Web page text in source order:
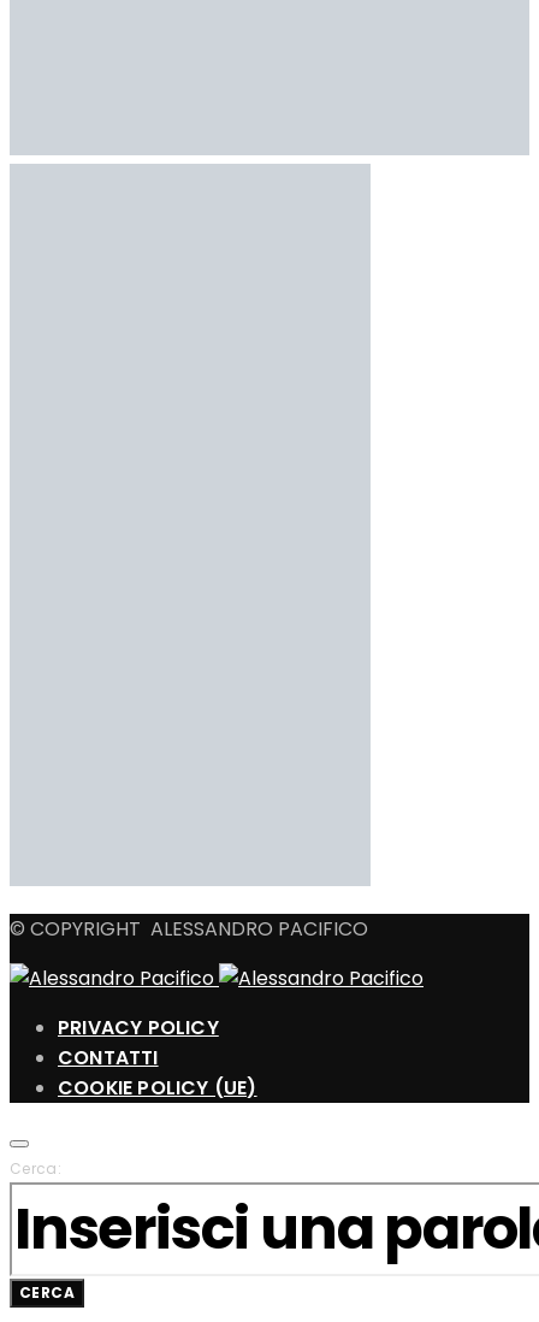
© COPYRIGHT ALESSANDRO PACIFICO
PRIVACY POLICY
CONTATTI
COOKIE POLICY (UE)
Cerca:
CERCA